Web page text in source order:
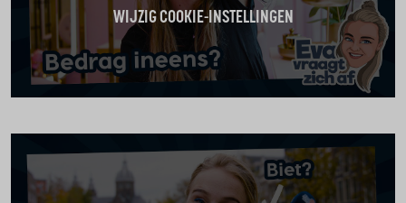
WIJZIG COOKIE-INSTELLINGEN